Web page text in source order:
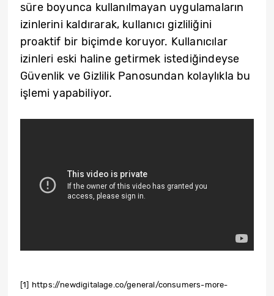
süre boyunca kullanılmayan uygulamaların
izinlerini kaldırarak, kullanıcı gizliliğini
proaktif bir biçimde koruyor. Kullanıcılar
izinleri eski haline getirmek istediğindeyse
Güvenlik ve Gizlilik Panosundan kolaylıkla bu
işlemi yapabiliyor.
[1] https://newdigitalage.co/general/consumers-more-